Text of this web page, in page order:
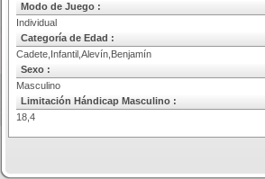
Modo de Juego :
Individual
Categoría de Edad :
Cadete,Infantil,Alevín,Benjamín
Sexo :
Masculino
Limitación Hándicap Masculino :
18,4